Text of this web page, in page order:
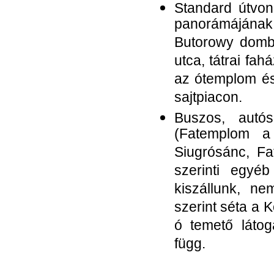
Standard
Butorowy
utca, tátrai
az ótemplom
sajtpiacon.
Buszos,
(Fatemplom
Siugrósánc,
szerinti
kiszállunk,
szerint séta a
ó temető
függ.